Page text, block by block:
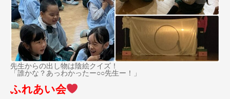
先生からの出し物は陰絵クイズ！
「誰かな？あっわかったー○○先生ー！」
ふれあい会